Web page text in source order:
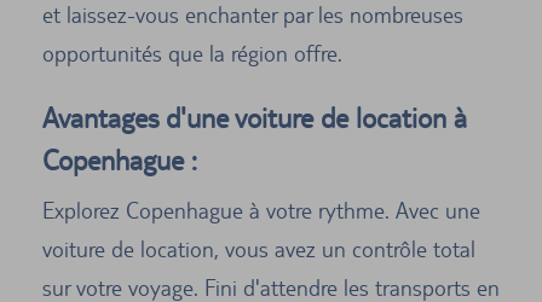
et laissez-vous enchanter par les nombreuses
opportunités que la région offre.
Avantages d'une voiture de location à
Copenhague :
Explorez Copenhague à votre rythme. Avec une
voiture de location, vous avez un contrôle total
sur votre voyage. Fini d'attendre les transports en